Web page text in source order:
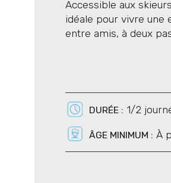
Accessible aux
idéale pour vivre une
entre amis, à deux
DURÉE : 1/2
ÂGE MINIMUM : À